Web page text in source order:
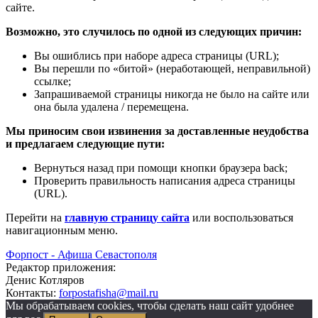
сайте.
Возможно, это случилось по одной из следующих причин:
Вы ошиблись при наборе адреса страницы (URL);
Вы перешли по «битой» (неработающей, неправильной)
ссылке;
Запрашиваемой страницы никогда не было на сайте или
она была удалена / перемещена.
Мы приносим свои извинения за доставленные неудобства
и предлагаем следующие пути:
Вернуться назад при помощи кнопки браузера back;
Проверить правильность написания адреса страницы
(URL).
Перейти на главную страницу сайта или воспользоваться
навигационным меню.
Форпост - Афиша Севастополя
Редактор приложения:
Денис Котляров
Контакты: forpostafisha@mail.ru
Мы обрабатываем cookies, чтобы сделать наш сайт удобнее